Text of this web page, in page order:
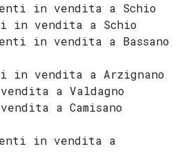
in vendita a Schio
in vendita a Schio
in vendita a Bassano
in vendita a Arzignano
a Valdagno
a Camisano
in vendita a